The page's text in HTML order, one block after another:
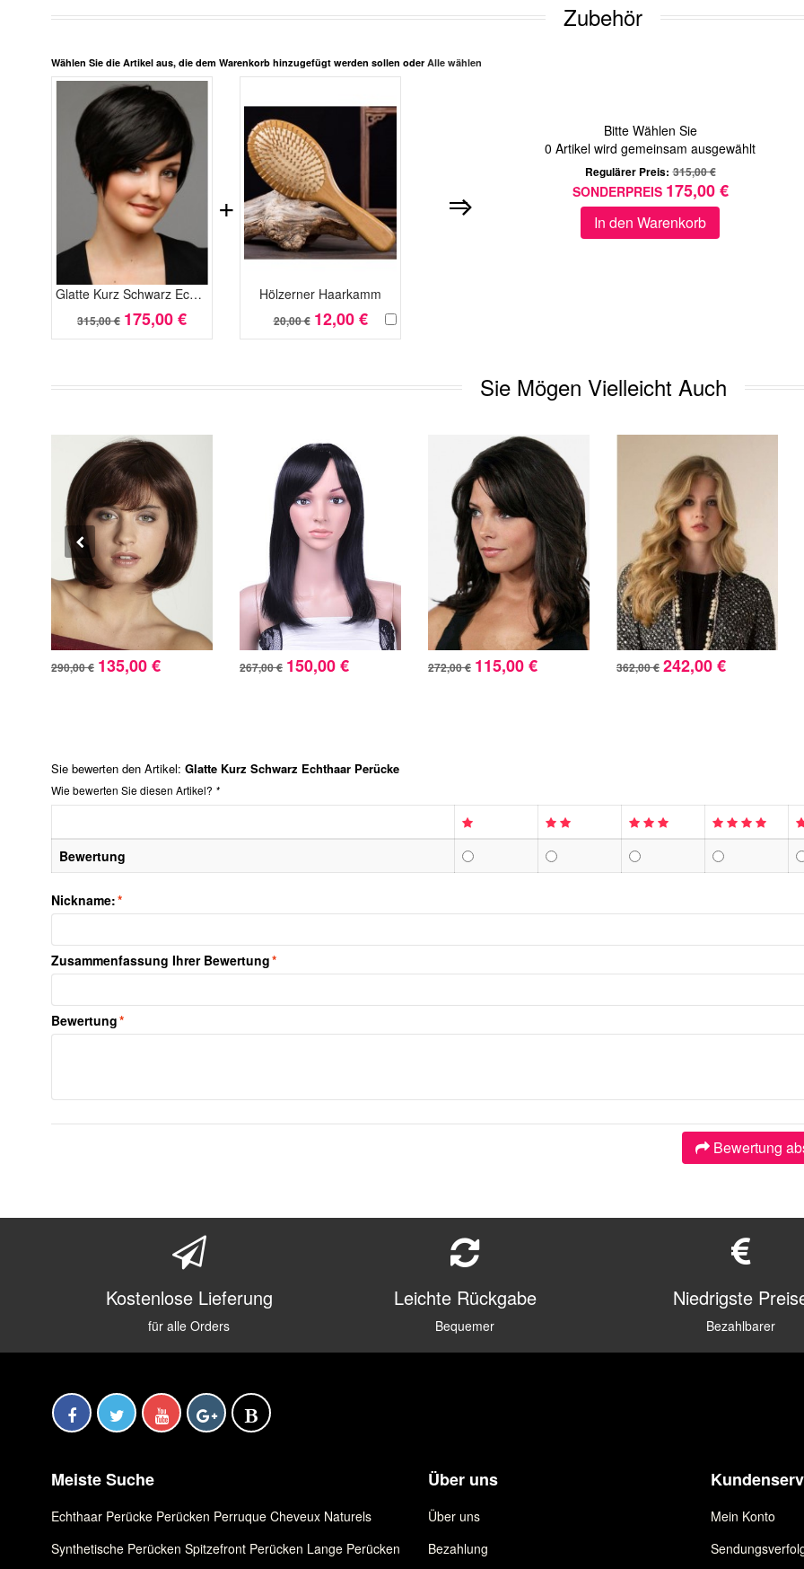
Zubehör
Wählen Sie die Artikel aus, die dem Warenkorb hinzugefügt werden sollen oder Alle wählen
Glatte Kurz Schwarz Echthaar Perücke
315,00 € 175,00 €
Hölzerner Haarkamm
20,00 € 12,00 €
+
Bitte Wählen Sie
0 Artikel wird gemeinsam ausgewählt
Regulärer Preis: 315,00 €
SONDERPREIS 175,00 €
In den Warenkorb
Sie Mögen Vielleicht Auch
290,00 € 135,00 € 267,00 € 150,00 € 272,00 € 115,00 € 362,00 € 242,00 €
Sie bewerten den Artikel: Glatte Kurz Schwarz Echthaar Perücke
Wie bewerten Sie diesen Artikel? *
Bewertung
*
Nickname:
*
Zusammenfassung Ihrer Bewertung
*
Bewertung
Bewertung
Kostenlose Lieferung
für alle Orders
Leichte Rückgabe
Bequemer
Niedrigste
Bezahlbarer
Meiste Suche
Echthaar Perücke Perücken Perruque Cheveux Naturels
Synthetische Perücken Spitzefront Perücken Lange Perücken
Über uns
Über uns
Bezahlung
Mein Konto